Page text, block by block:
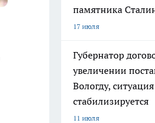
памятника
17 июля
Губернатор
увеличении
Вологду,
стабилизируется
11 июля